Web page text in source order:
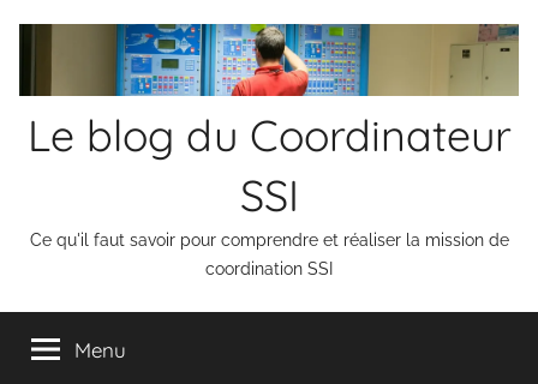
Le blog du Coordinateur
SSI
Ce qu'il faut savoir pour comprendre et réaliser la mission de
coordination SSI
Menu